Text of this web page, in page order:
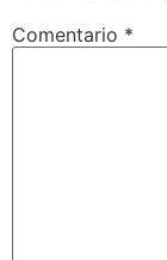
Comentario *